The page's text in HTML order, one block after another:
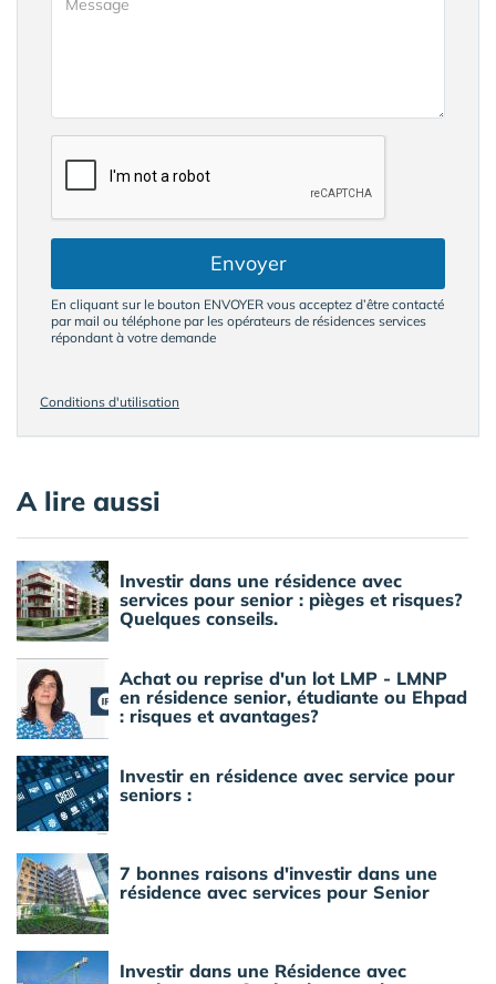
Envoyer
En cliquant sur le bouton ENVOYER vous acceptez d’être contacté
par mail ou téléphone par les opérateurs de résidences services
répondant à votre demande
Conditions d'utilisation
A lire aussi
Investir dans une résidence avec
services pour senior : pièges et risques?
Quelques conseils.
Achat ou reprise d'un lot LMP - LMNP
en résidence senior, étudiante ou Ehpad
: risques et avantages?
Investir en résidence avec service pour
seniors :
7 bonnes raisons d'investir dans une
résidence avec services pour Senior
Investir dans une Résidence avec